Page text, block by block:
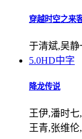
穿越时空之来
于清斌,吴静
5.0HD中字
降龙传说
王伊,潘时
王青,张维伦